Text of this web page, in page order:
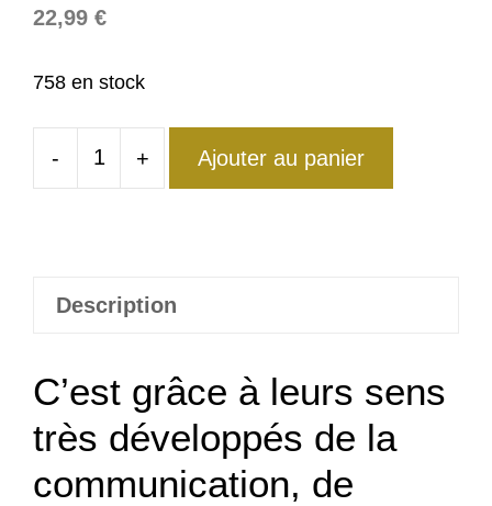
22,99 €
758 en stock
-
quantité
d'Abeille
+ Ajouter au panier
Description
C’est grâce à leurs sens
très développés de la
communication, de